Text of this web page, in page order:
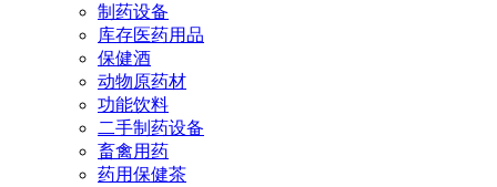
制药设备
库存医药用品
保健酒
动物原药材
功能饮料
二手制药设备
畜禽用药
药用保健茶